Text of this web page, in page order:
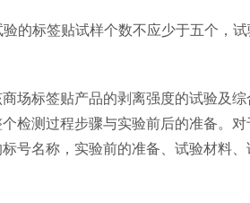
的标签贴试样个数不应少于五个，
场标签贴产品的剥离强度的试验及
检测过程步骤与实验前后的准备。
号名称，实验前的准备、试验材料